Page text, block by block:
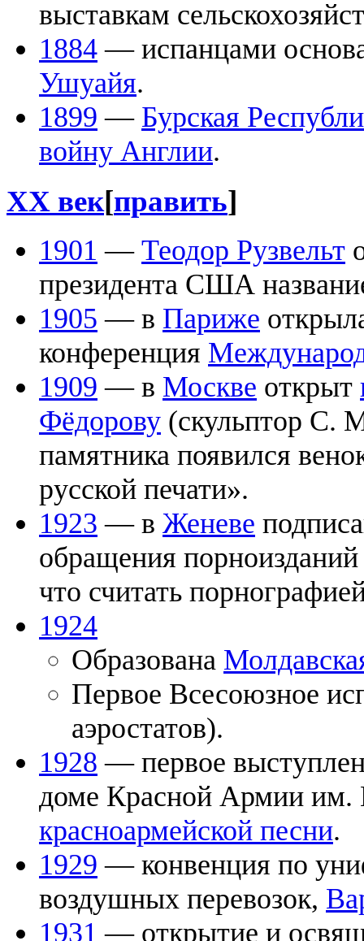
выставкам
1884 — испанцами
Ушуайя.
1899 — Бурская
войну Англии.
XX век[править]
1901 — Теодор Рузвельт
президента США
1905 — в Париже
конференция
1909 — в Москве открыт
Фёдорову (скульптор С.
памятника появился
русской печати».
1923 — в Женеве
обращения
что считать
1924
Образована
Первое Всесоюзное
аэростатов).
1928 — первое
доме Красной Армии
красноармейской песни.
1929 — конвенция по
воздушных перевозок,
1931 — открытие и